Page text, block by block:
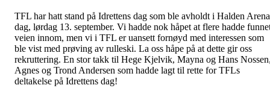
TFL har hatt stand på Idrettens dag som ble avholdt i Halden
dag, lørdag 13. september. Vi hadde nok håpet at flere hadde
veien innom, men vi i TFL er uansett fornøyd med interessen som
ble vist med prøving av rulleski. La oss håpe på at dette gir oss
rekruttering. En stor takk til Hege Kjelvik, Mayna og Hans
Agnes og Trond Andersen som hadde lagt til rette for TFLs
deltakelse på Idrettens dag!